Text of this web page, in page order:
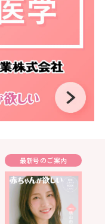
最新号のご案内